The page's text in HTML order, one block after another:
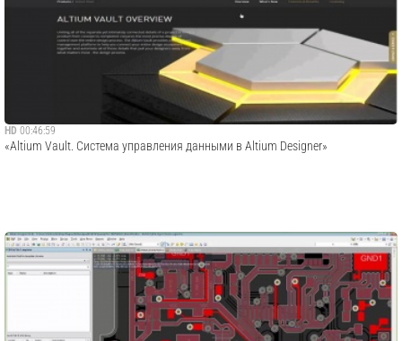
HD 00:46:59
«Altium Vault. Система управления данными в Altium Designer»